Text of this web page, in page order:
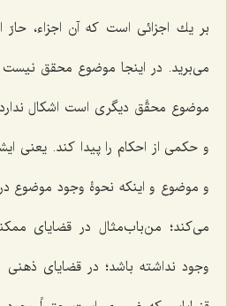
بر یك اجزائى است كه آن اجزاء،
مى‌برید. در اینجا موضوع محقق
موضوع محقَّق دیگرى است اشکال
و حكمى از احكام را پیدا كند. یعنى
و موضوع و اینكه نحوۀ وجود موضوع
مى‌كند؛ من‌باب‌مثال در قضایاى
وجود نداشته باشد؛ در قضایاى